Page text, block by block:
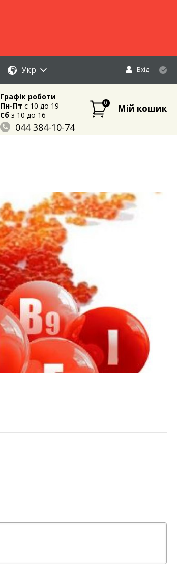
Укр Вхід
Графік роботи
Пн-Пт c 10 до 19
Сбз 10 до 16
044 384-10-74
0 Мій кошик